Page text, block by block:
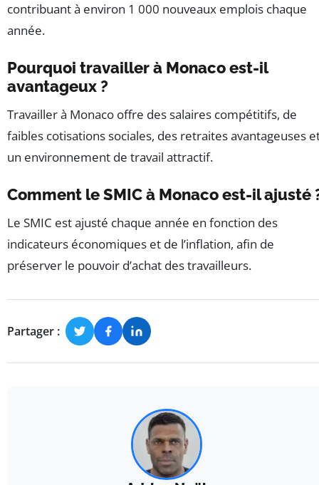
contribuant à environ 1 000 nouveaux emplois chaque
année.
Pourquoi travailler à Monaco est-il
avantageux ?
Travailler à Monaco offre des salaires compétitifs, de
faibles cotisations sociales, des retraites avantageuses
un environnement de travail attractif.
Comment le SMIC à Monaco est-il ajusté
Le SMIC est ajusté chaque année en fonction des
indicateurs économiques et de l’inflation, afin de
préserver le pouvoir d’achat des travailleurs.
Partager :